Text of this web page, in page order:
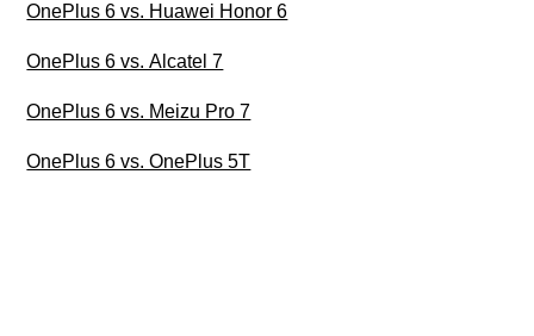
OnePlus 6 vs. Huawei Honor 6
OnePlus 6 vs. Alcatel 7
OnePlus 6 vs. Meizu Pro 7
OnePlus 6 vs. OnePlus 5T